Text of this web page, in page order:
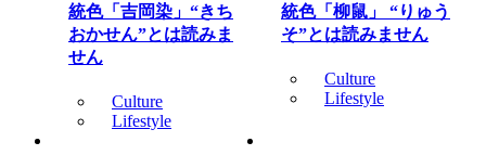
統色「吉岡染」“きち
おかせん”とは読みま
せん
Culture
Lifestyle
統色「柳鼠」 “りゅう
そ”とは読みません
Culture
Lifestyle